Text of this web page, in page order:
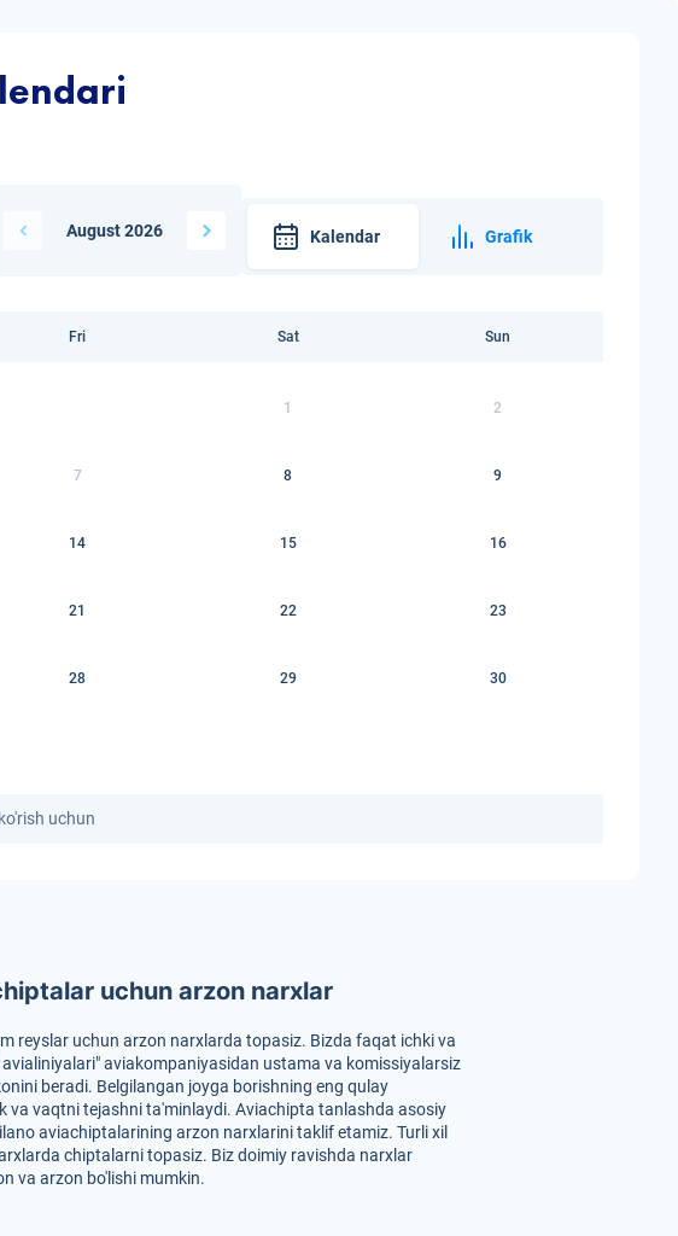
August 2026 Kalendar Grafik
Fri Sat Sun
1 2
7 8 9
14 15 16
21 22 23
28 29 30
uchun
uchun arzon narxlar
reyslar uchun arzon narxlarda topasiz. Bizda faqat ichki va
aviakompaniyasidan ustama va komissiyalarsiz
beradi. Belgilangan joyga borishning eng qulay
va vaqtni tejashni ta'minlaydi. Aviachipta tanlashda asosiy
aviachiptalarining arzon narxlarini taklif etamiz. Turli xil
chiptalarni topasiz. Biz doimiy ravishda narxlar
va arzon bo'lishi mumkin.